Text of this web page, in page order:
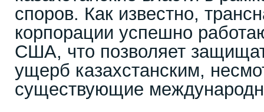
споров. Как известно,
корпорации успешно
США, что позволяет
ущерб казахстанским,
существующие